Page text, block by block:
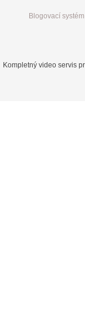
Blogovací
Kompletný video servis